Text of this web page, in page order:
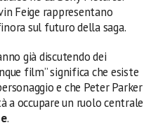
Feige rappresentano
sul futuro della saga.
già discutendo dei
film” significa che esiste
e che Peter Parker
a occupare un ruolo centrale
.